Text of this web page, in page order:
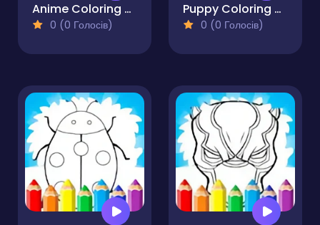
Anime Coloring Pages For Kids
0 (0 Голосів)
Puppy Coloring Book
0 (0 Голосів)